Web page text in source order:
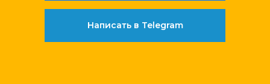
Написать в Telegram